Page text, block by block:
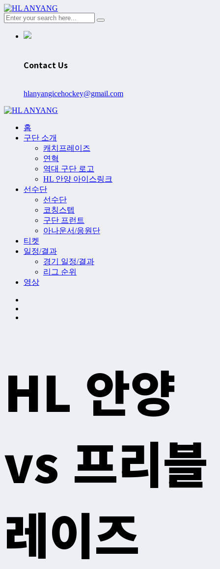
Contact Us
hlanyangicehockey@gmail.com
홈
구단 소개
캐치프레이즈
연혁
역대 구단 로고
HL 안양 아이스링크
선수단
선수단
코칭스텝
구단 프런트
아나운서/응원단
티켓
일정/결과
경기 일정/결과
리그 순위
영상
HL 안양
vs 프리블
레이즈